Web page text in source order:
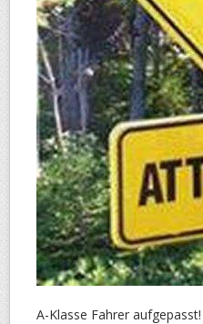
A-Klasse Fahrer aufgepasst!